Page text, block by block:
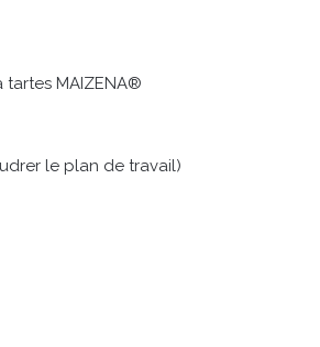
MAIZENA®
le plan de travail)